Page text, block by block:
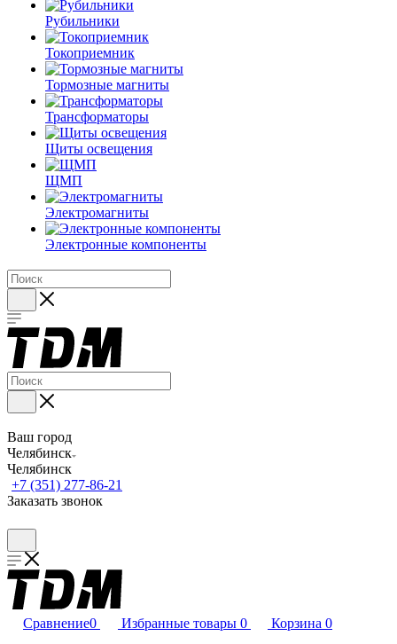
Рубильники
Токоприемник
Тормозные магниты
Трансформаторы
Щиты освещения
ЩМП
Электромагниты
Электронные компоненты
Ваш город
Челябинск
Челябинск
+7 (351) 277-86-21
Заказать звонок
Сравнение0 Избранные товары 0 Корзина 0